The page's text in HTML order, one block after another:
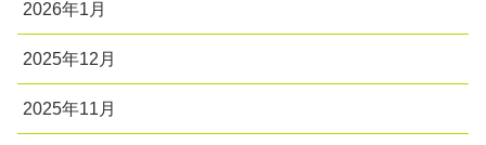
2026年1月
2025年12月
2025年11月